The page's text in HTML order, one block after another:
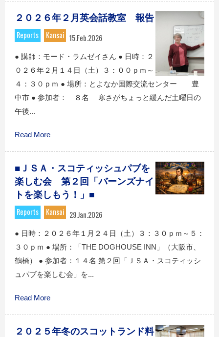
２０２６年２月英会話教室 報告
Reports
Kansai 15.Feb.2026
● 講師：モード・ラムゼイさん ● 日時：２
０２６年２月１４日（土）３：００ｐｍ～
４：３０ｐｍ ● 場所：とよなか国際交流センター 豊
中市 ● 参加者： ８名 寒さがちょっと緩んだ土曜日の
午後...
Read More
■ＪＳＡ・スコティッシュパブを
楽しむ会 第２回「バーンズナイ
トを楽しもう！」■
Reports
Kansai 29.Jan.2026
● 日時：２０２６年１月２４日（土）３：３０ｐｍ～５：
３０ｐｍ ● 場所：「THE DOGHOUSE INN」（大阪市、
鶴橋） ● 参加者：１４名 第２回「ＪＳＡ・スコティッシ
ュパブを楽しむ会」を...
Read More
２０２５年冬のスコットランド料